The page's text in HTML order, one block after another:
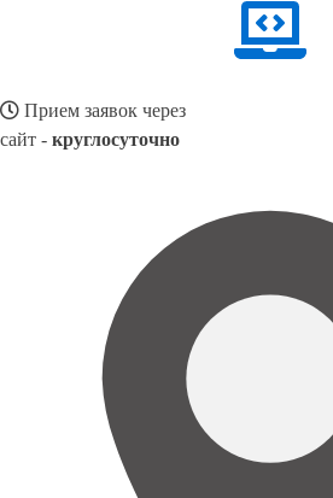
Прием заявок через
сайт - круглосуточно